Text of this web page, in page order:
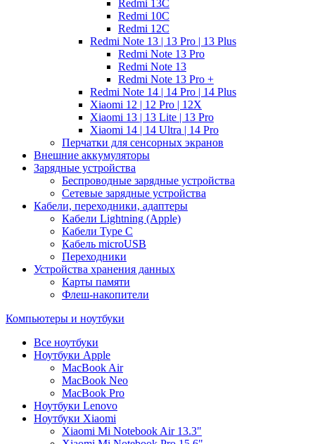
Redmi 13C
Redmi 10C
Redmi 12C
Redmi Note 13 | 13 Pro | 13 Plus
Redmi Note 13 Pro
Redmi Note 13
Redmi Note 13 Pro +
Redmi Note 14 | 14 Pro | 14 Plus
Xiaomi 12 | 12 Pro | 12X
Xiaomi 13 | 13 Lite | 13 Pro
Xiaomi 14 | 14 Ultra | 14 Pro
Перчатки для сенсорных экранов
Внешние аккумуляторы
Зарядные устройства
Беспроводные зарядные устройства
Сетевые зарядные устройства
Кабели, переходники, адаптеры
Кабели Lightning (Apple)
Кабели Type C
Кабель microUSB
Переходники
Устройства хранения данных
Карты памяти
Флеш-накопители
Компьютеры и ноутбуки
Все ноутбуки
Ноутбуки Apple
MacBook Air
MacBook Neo
MacBook Pro
Ноутбуки Lenovo
Ноутбуки Xiaomi
Xiaomi Mi Notebook Air 13.3"